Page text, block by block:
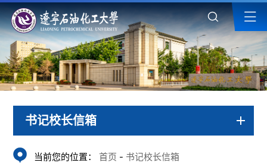
书记校长信箱
当前您的位置：首页 - 书记校长信箱